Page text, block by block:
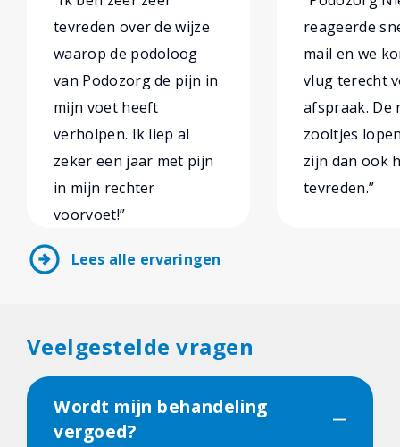
tevreden over de wijze
waarop de podoloog
van Podozorg de pijn in
mijn voet heeft
verholpen. Ik liep al
zeker een jaar met pijn
in mijn rechter
voorvoet!”
reageerde
mail en we
vlug terecht
afspraak. De
zooltjes
zijn dan ook
tevreden.”
arrow_circle_right Lees alle ervaringen
Veelgestelde vragen
Wordt mijn behandeling
vergoed?